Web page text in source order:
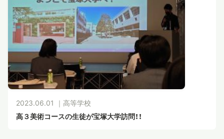
2023.06.01 ｜ 高等学校
高３美術コースの生徒が宝塚大学訪問！！